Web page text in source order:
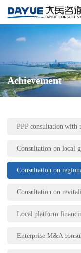
Achievement
PPP consultation with
Consultation on local
Consultation on
Consultation on
Local platform
Enterprise M&A